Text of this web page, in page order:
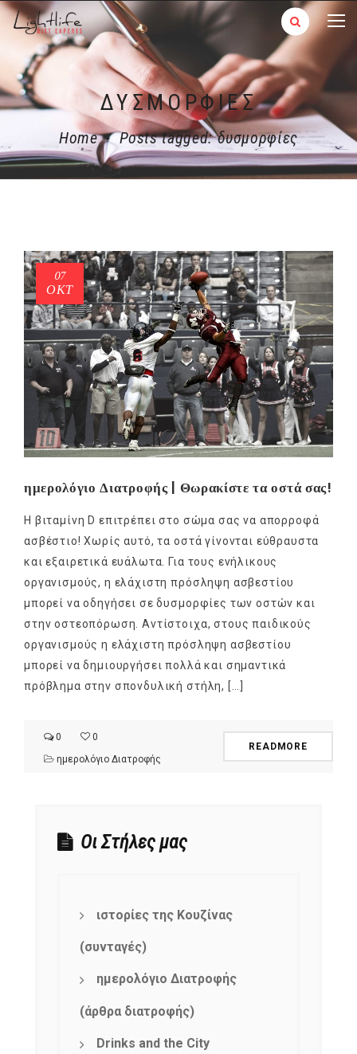
ΔΥΣΜΟΡΦΊΕΣ
Home - Posts tagged: δυσμορφίες
07
ΟΚΤ
ημερολόγιο Διατροφής | Θωρακίστε τα οστά σας!
Η βιταμίνη D επιτρέπει στο σώμα σας να απορροφά
ασβέστιο! Χωρίς αυτό, τα οστά γίνονται εύθραυστα
και εξαιρετικά ευάλωτα. Για τους ενήλικους
οργανισμούς, η ελάχιστη πρόσληψη ασβεστίου
μπορεί να οδηγήσει σε δυσμορφίες των οστών και
στην οστεοπόρωση. Αντίστοιχα, στους παιδικούς
οργανισμούς η ελάχιστη πρόσληψη ασβεστίου
μπορεί να δημιουργήσει πολλά και σημαντικά
πρόβλημα στην σπονδυλική στήλη, […]
0
0
ημερολόγιο Διατροφής
READMORE
Οι Στήλες μας
ιστορίες της Κουζίνας
(συνταγές)
ημερολόγιο Διατροφής
(άρθρα διατροφής)
Drinks and the City